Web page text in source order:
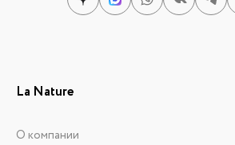
La Nature
О компании